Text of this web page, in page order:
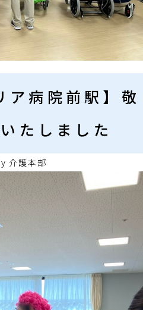
ア病院前駅】敬
たしました
介護本部